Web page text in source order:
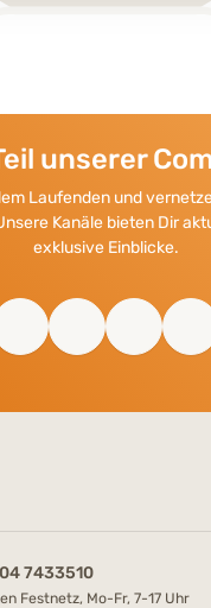
unserer
Laufenden und
Kanäle bieten Dir
exklusive Einblicke.
7433510
Festnetz, Mo-Fr, 7-17 Uhr